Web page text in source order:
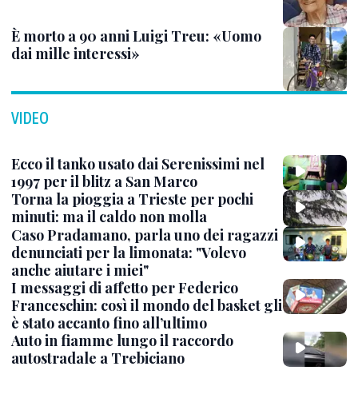
È morto a 90 anni Luigi Treu: «Uomo
dai mille interessi»
VIDEO
Ecco il tanko usato dai Serenissimi nel
1997 per il blitz a San Marco
Torna la pioggia a Trieste per pochi
minuti: ma il caldo non molla
Caso Pradamano, parla uno dei ragazzi
denunciati per la limonata: "Volevo
anche aiutare i miei"
I messaggi di affetto per Federico
Franceschin: così il mondo del basket gli
è stato accanto fino all’ultimo
Auto in fiamme lungo il raccordo
autostradale a Trebiciano